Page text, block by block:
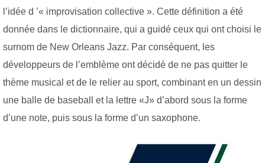
l’idée d ’« improvisation collective ». Cette définition a été
donnée dans le dictionnaire, qui a guidé ceux qui ont choisi le
surnom de New Orleans Jazz. Par conséquent, les
développeurs de l’emblème ont décidé de ne pas quitter le
thème musical et de le relier au sport, combinant en un dessin
une balle de baseball et la lettre «J» d’abord sous la forme
d’une note, puis sous la forme d’un saxophone.